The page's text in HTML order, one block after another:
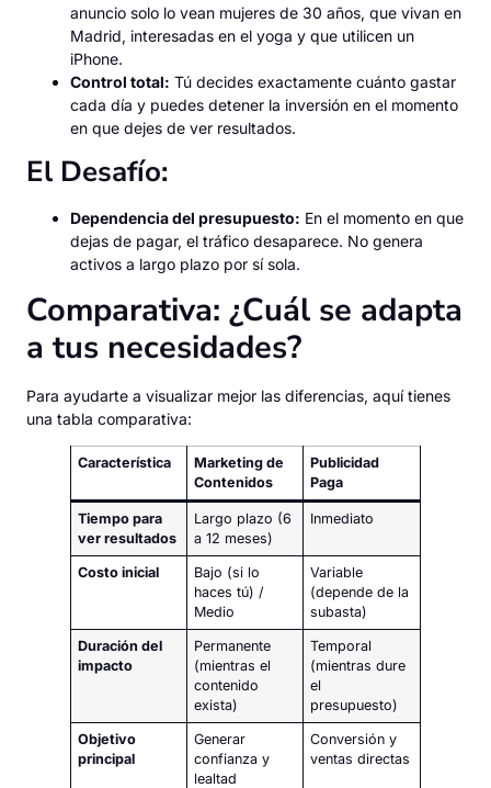
anuncio solo lo vean mujeres de 30 años, que vivan en
Madrid, interesadas en el yoga y que utilicen un
iPhone.
Control total: Tú decides exactamente cuánto gastar
cada día y puedes detener la inversión en el momento
en que dejes de ver resultados.
El Desafío:
Dependencia del presupuesto: En el momento en que
dejas de pagar, el tráfico desaparece. No genera
activos a largo plazo por sí sola.
Comparativa: ¿Cuál se adapta
a tus necesidades?
Para ayudarte a visualizar mejor las diferencias, aquí tienes
una tabla comparativa:
Característica
Marketing de
Contenidos
Publicidad
Paga
Tiempo para
ver resultados
Largo plazo (6
a 12 meses)
Inmediato
Costo inicial
Bajo (si lo
haces tú) /
Medio
Variable
(depende de la
subasta)
Duración del
impacto
Permanente
(mientras el
contenido
exista)
Temporal
(mientras dure
el
presupuesto)
Objetivo
principal
Generar
confianza y
lealtad
Conversión y
ventas directas